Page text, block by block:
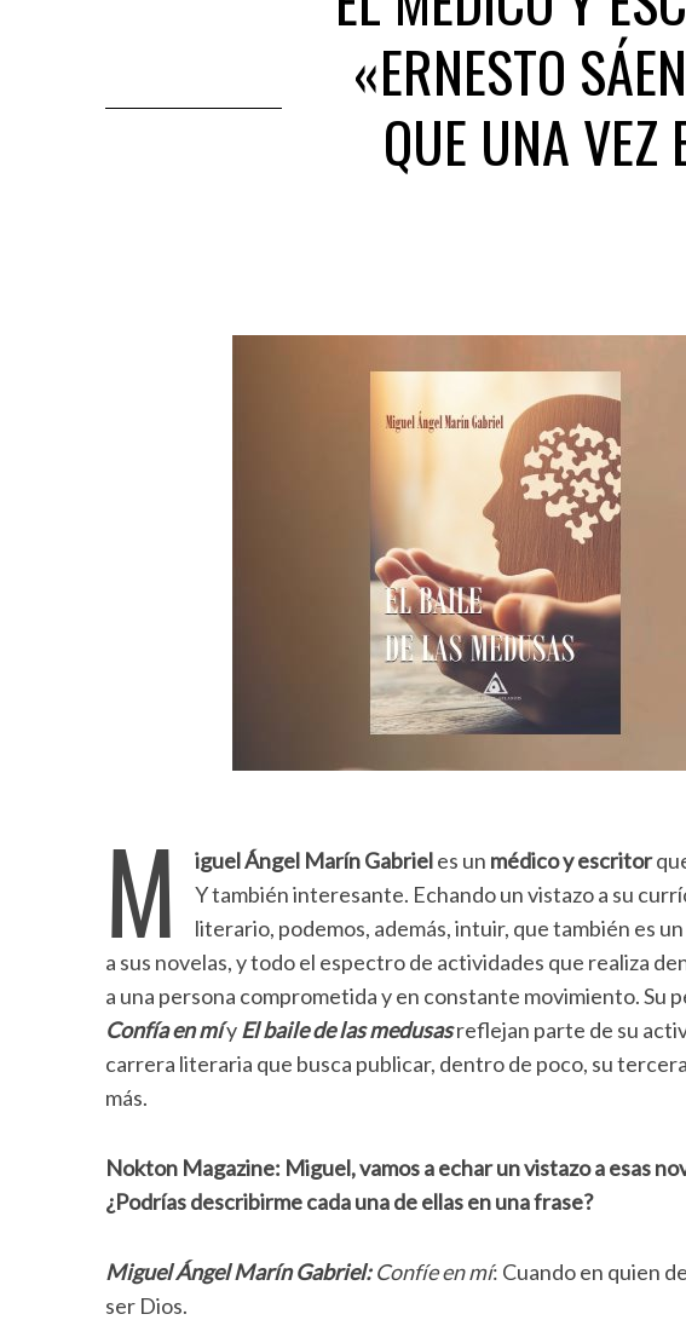
«ERNESTO
QUE UNA VEZ
M iguel Ángel Marín Gabrieles un médico y escritor
Y también interesante. Echando un vistazo a su
literario, podemos, además, intuir, que también es
a sus novelas, y todo el espectro de actividades que realiza
a una persona comprometida y en constante movimiento. Su
Confía en míyEl baile de las medusasreflejan parte de su
carrera literaria que busca publicar, dentro de poco, su
más.
Nokton Magazine: Miguel, vamos a echar un vistazo a esas
¿Podrías describirme cada una de ellas en una frase?
Miguel Ángel Marín Gabriel:Confíe en mí: Cuando en quien
ser Dios.